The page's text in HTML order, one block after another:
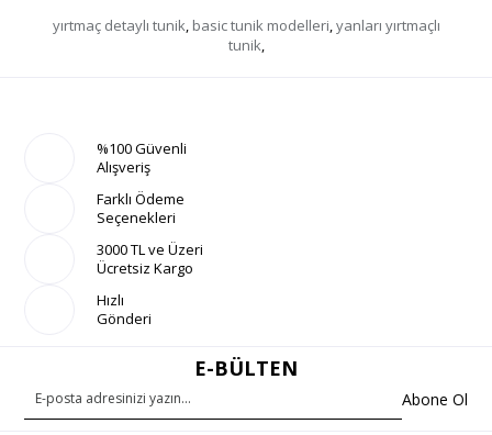
yırtmaç detaylı tunik, basic tunik modelleri,yanları yırtmaçlı
tunik,
%100 Güvenli
Alışveriş
Farklı Ödeme
Seçenekleri
3000 TL ve Üzeri
Ücretsiz Kargo
Hızlı
Gönderi
E-BÜLTEN
Abone Ol